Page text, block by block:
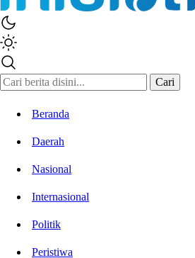
Inisiatif.co
Stay Connected Stay Informed
Cari
Beranda
Daerah
Nasional
Internasional
Politik
Peristiwa